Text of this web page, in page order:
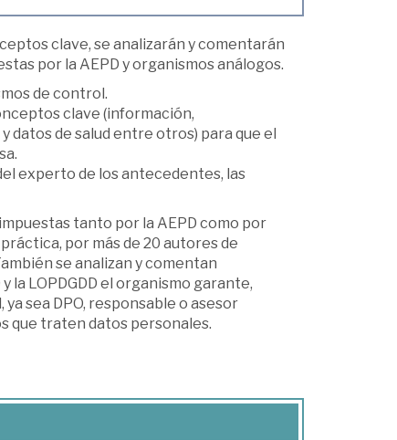
clave, se analizarán y comentarán
por la AEPD y organismos análogos.
de control.
clave (información,
de salud entre otros) para que el
experto de los antecedentes, las
tanto por la AEPD como por
por más de 20 autores de
se analizan y comentan
la LOPDGDD el organismo garante,
sea DPO, responsable o asesor
que traten datos personales.